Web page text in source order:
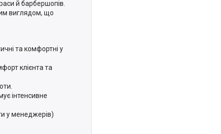
й барбершопів.
виглядом, що
та комфортні у
клієнта та
інтенсивне
у менеджерів)